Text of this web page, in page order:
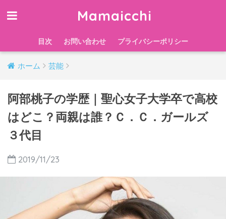
Mamaicchi
目次 お問い合わせ プライバシーポリシー
ホーム 芸能
阿部桃子の学歴｜聖心女子大学卒で高校
はどこ？両親は誰？Ｃ．Ｃ．ガールズ
３代目
2019/11/23